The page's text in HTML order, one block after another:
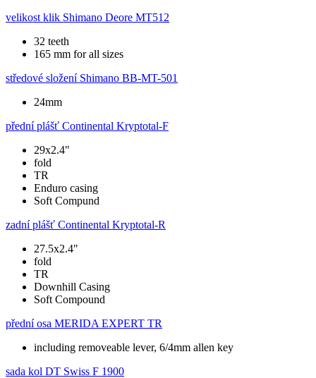
velikost klik Shimano Deore MT512
32 teeth
165 mm for all sizes
středové složení Shimano BB-MT-501
24mm
přední plášť Continental Kryptotal-F
29x2.4"
fold
TR
Enduro casing
Soft Compund
zadní plášť Continental Kryptotal-R
27.5x2.4"
fold
TR
Downhill Casing
Soft Compound
přední osa MERIDA EXPERT TR
including removeable lever, 6/4mm allen key
sada kol DT Swiss F 1900